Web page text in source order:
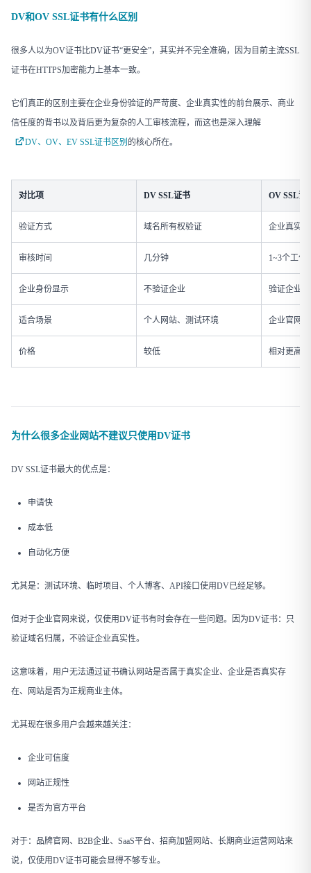
DV和OV SSL证书有什么区别
很多人以为OV证书比DV证书“更安全”，其实并不完全准确，因为目前主流SSL
证书在HTTPS加密能力上基本一致。
它们真正的区别主要在企业身份验证的严苛度、企业真实性的前台展示、商业
信任度的背书以及背后更为复杂的人工审核流程，而这也是深入理解
DV、OV、EV SSL证书区别 的核心所在。
对比项 DV SSL证书 OV SSL证
验证方式 域名所有权验证 企业真实
审核时间 几分钟 1~3个工作
企业身份显示 不验证企业 验证企业
适合场景 个人网站、测试环境 企业官网
价格 较低 相对更高
为什么很多企业网站不建议只使用DV证书
DV SSL证书最大的优点是：
申请快
成本低
自动化方便
尤其是：测试环境、临时项目、个人博客、API接口使用DV已经足够。
但对于企业官网来说，仅使用DV证书有时会存在一些问题。因为DV证书：只
验证域名归属，不验证企业真实性。
这意味着，用户无法通过证书确认网站是否属于真实企业、企业是否真实存
在、网站是否为正规商业主体。
尤其现在很多用户会越来越关注：
企业可信度
网站正规性
是否为官方平台
对于：品牌官网、B2B企业、SaaS平台、招商加盟网站、长期商业运营网站来
说，仅使用DV证书可能会显得不够专业。